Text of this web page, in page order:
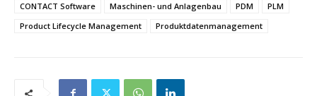
CONTACT Software
Maschinen- und Anlagenbau PDM
PLM
Product Lifecycle Management
Produktdatenmanagement